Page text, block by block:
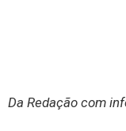
Da Redação com